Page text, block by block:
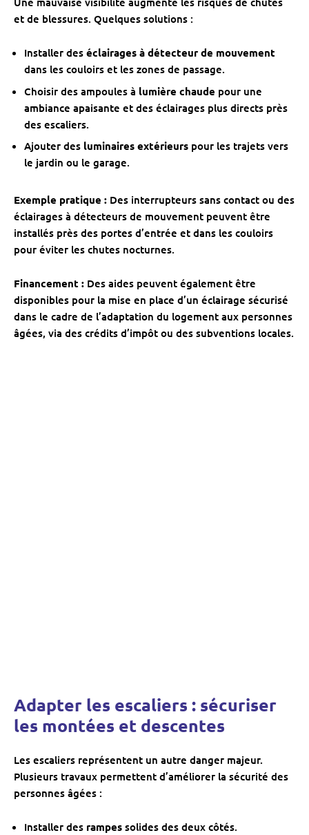
et de blessures. Quelques solutions :
Installer des éclairages à détecteur de mouvement
dans les couloirs et les zones de passage.
Choisir des ampoules à lumière chaude pour une
ambiance apaisante et des éclairages plus directs près
des escaliers.
Ajouter des luminaires extérieurs pour les trajets vers
le jardin ou le garage.
Exemple pratique : Des interrupteurs sans contact ou des
éclairages à détecteurs de mouvement peuvent être
installés près des portes d’entrée et dans les couloirs
pour éviter les chutes nocturnes.
Financement : Des aides peuvent également être
disponibles pour la mise en place d’un éclairage sécurisé
dans le cadre de l’adaptation du logement aux personnes
âgées, via des crédits d’impôt ou des subventions locales.
Adapter les escaliers : sécuriser
les montées et descentes
Les escaliers représentent un autre danger majeur.
Plusieurs travaux permettent d’améliorer la sécurité des
personnes âgées :
Installer des rampes solides des deux côtés.